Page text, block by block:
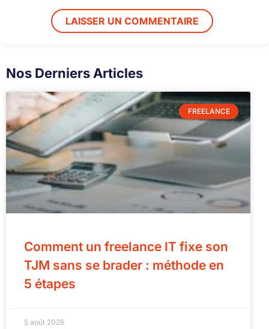
Nos Derniers Articles
FREELANCE
Comment un freelance IT fixe son
TJM sans se brader : méthode en
5 étapes
5 août 2026